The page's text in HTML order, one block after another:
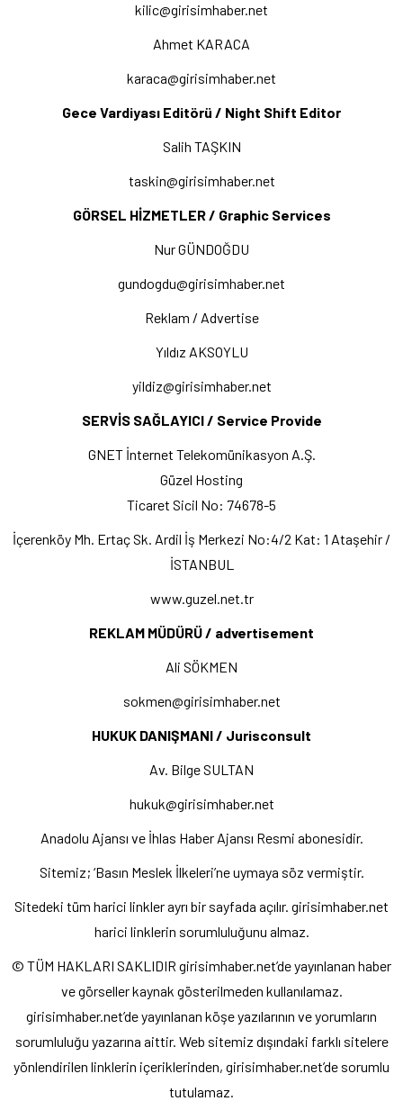
kilic@girisimhaber.net
Ahmet KARACA
karaca@girisimhaber.net
Gece Vardiyası Editörü / Night Shift Editor
Salih TAŞKIN
taskin@girisimhaber.net
GÖRSEL HİZMETLER / Graphic Services
Nur GÜNDOĞDU
gundogdu@girisimhaber.net
Reklam / Advertise
Yıldız AKSOYLU
yildiz@girisimhaber.net
SERVİS SAĞLAYICI / Service Provide
GNET İnternet Telekomünikasyon A.Ş.
Güzel Hosting
Ticaret Sicil No: 74678-5
İçerenköy Mh. Ertaç Sk. Ardil İş Merkezi No:4/2 Kat: 1 Ataşehir /
İSTANBUL
www.guzel.net.tr
REKLAM MÜDÜRÜ / advertisement
Ali SÖKMEN
sokmen@girisimhaber.net
HUKUK DANIŞMANI / Jurisconsult
Av. Bilge SULTAN
hukuk@girisimhaber.net
Anadolu Ajansı ve İhlas Haber Ajansı Resmi abonesidir.
Sitemiz; ‘Basın Meslek İlkeleri’ne uymaya söz vermiştir.
Sitedeki tüm harici linkler ayrı bir sayfada açılır. girisimhaber.net
harici linklerin sorumluluğunu almaz.
© TÜM HAKLARI SAKLIDIR girisimhaber.net’de yayınlanan haber
ve görseller kaynak gösterilmeden kullanılamaz.
girisimhaber.net’de yayınlanan köşe yazılarının ve yorumların
sorumluluğu yazarına aittir. Web sitemiz dışındaki farklı sitelere
yönlendirilen linklerin içeriklerinden, girisimhaber.net’de sorumlu
tutulamaz.